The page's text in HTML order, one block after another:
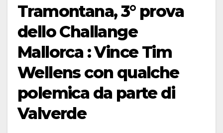
Tramontana, 3° prova
dello Challange
Mallorca : Vince Tim
Wellens con qualche
polemica da parte di
Valverde